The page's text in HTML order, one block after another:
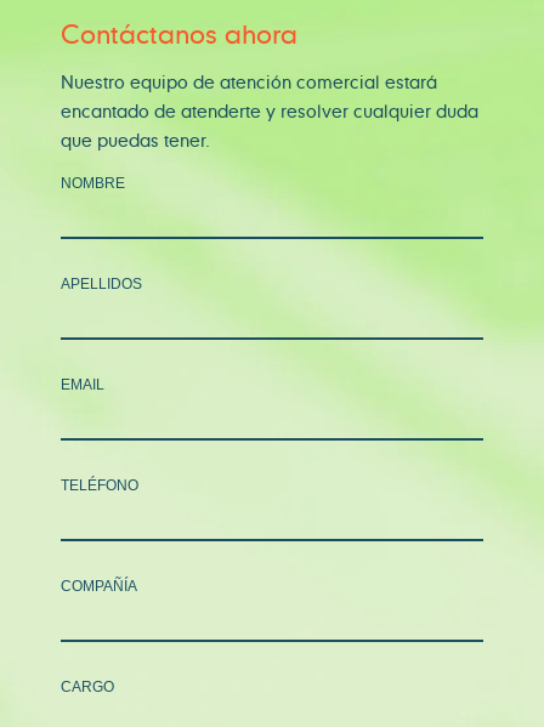
Contáctanos ahora
Nuestro equipo de atención comercial estará
encantado de atenderte y resolver cualquier duda
que puedas tener.
NOMBRE
APELLIDOS
EMAIL
TELÉFONO
COMPAÑÍA
CARGO